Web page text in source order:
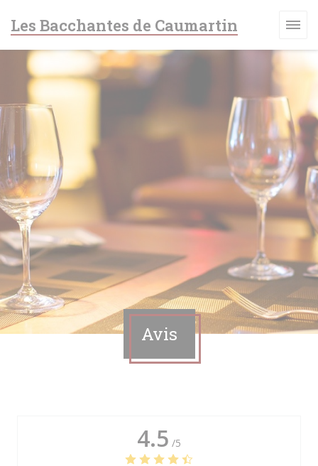
Les Bacchantes de Caumartin
Avis
4.5 /5